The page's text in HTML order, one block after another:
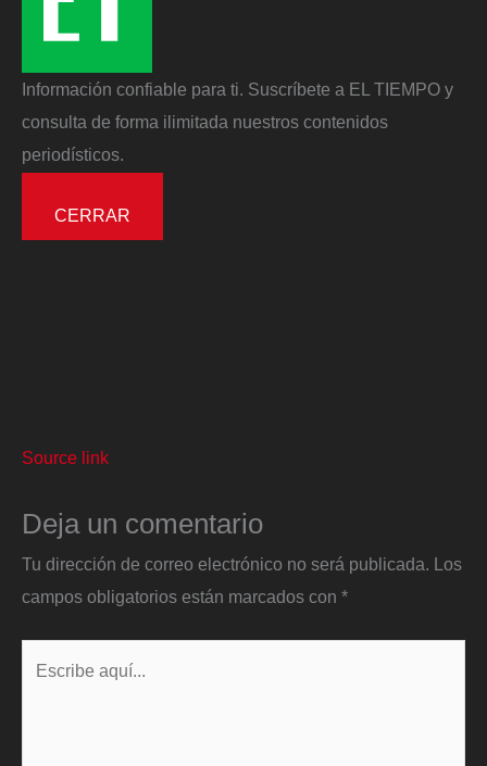
Información confiable para ti. Suscríbete a EL TIEMPO y
consulta de forma ilimitada nuestros contenidos
periodísticos.
CERRAR
Source link
Deja un comentario
Tu dirección de correo electrónico no será publicada.
Los
campos obligatorios están marcados con *